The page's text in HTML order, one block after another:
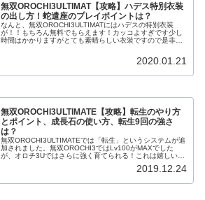
無双OROCHI3ULTIMAT【攻略】ハデス特別衣装
の出し方！蛇遣座のプレイポイントは？
なんと、無双OROCHI3ULTIMATにはハデスの特別衣装
が！！もちろん無料でもらえます！カッコよすぎです少し
時間はかかりますがとても素晴らしい衣装ですので是非ゲ
2020.01.21
無双OROCHI3ULTIMATE【攻略】転生のやり方
とポイント、成長石の使い方、転生9回の強さ
は？
無双OROCHI3ULTIMATEでは「転生」というシステムが追
加されました。無双OROCHI3ではLv100がMAXでした
が、オロチ3Uではさらに強く育てられる！これは嬉しいで
2019.12.24